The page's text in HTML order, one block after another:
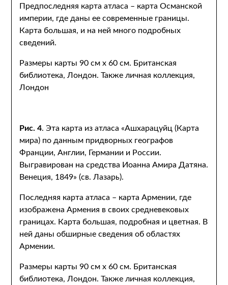
Предпоследняя карта атласа – карта Османской
империи, где даны ее современные границы.
Карта большая, и на ней много подробных
сведений.
Размеры карты 90 см х 60 см. Британская
библиотека, Лондон. Также личная коллекция,
Лондон
Рис. 4. Эта карта из атласа «Ашхарацуйц (Карта
мира) по данным придворных географов
Франции, Англии, Германии и России.
Выгравирован на средства Иоанна Амира Датяна.
Венеция, 1849» (св. Лазарь).
Последняя карта атласа – карта Армении, где
изображена Армения в своих средневековых
границах. Карта большая, подробная и цветная. В
ней даны обширные сведения об областях
Армении.
Размеры карты 90 см х 60 см. Британская
библиотека, Лондон. Также личная коллекция,